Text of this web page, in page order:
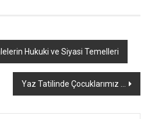
Hukuki ve Siyasi Temelleri
Yaz Tatilinde Çocuklarımız …